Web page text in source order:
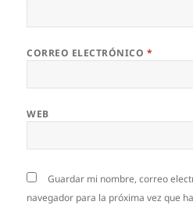
CORREO ELECTRÓNICO *
WEB
Guardar mi nombre, correo
navegador para la próxima vez que